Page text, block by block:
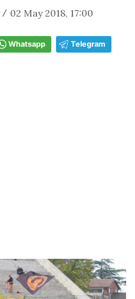
/ 02 May 2018, 17:00
Whatsapp Telegram